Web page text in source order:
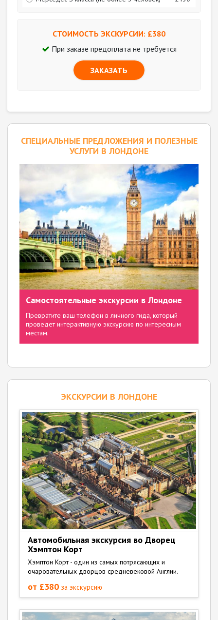
СТОИМОСТЬ ЭКСКУРСИИ: £380
При заказе предоплата не требуется
ЗАКАЗАТЬ
CПЕЦИАЛЬНЫЕ ПРЕДЛОЖЕНИЯ И ПОЛЕЗНЫЕ
УСЛУГИ В ЛОНДОНЕ
Самостоятельные экскурсии в Лондоне
Превратите ваш телефон в личного гида, который
проведет интерактивную экскурсию по интересным
местам.
ЭКСКУРСИИ В ЛОНДОНЕ
Автомобильная экскурсия во Дворец
Хэмптон Корт
Хэмптон Корт - один из самых потрясающих и
очаровательных дворцов средневековой Англии.
от £380 за экскурсию